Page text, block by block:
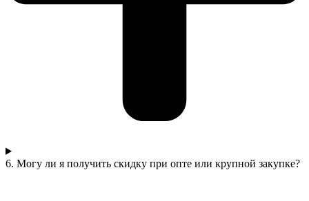
6. Могу ли я получить скидку при опте или крупной закупке?